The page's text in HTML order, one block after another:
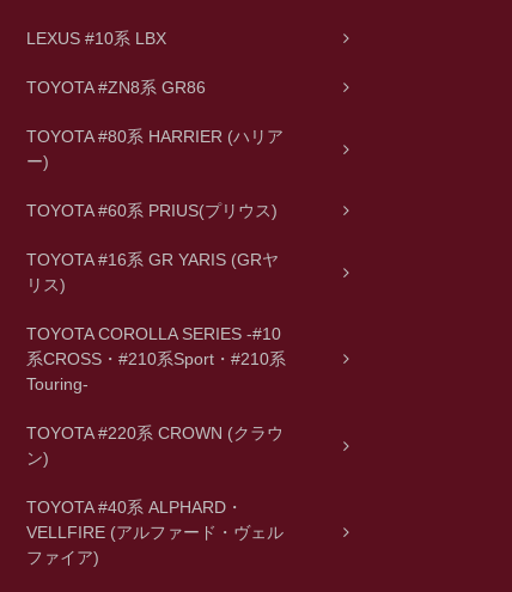
LEXUS #10系 LBX
TOYOTA #ZN8系 GR86
TOYOTA #80系 HARRIER (ハリア
ー)
TOYOTA #60系 PRIUS(プリウス)
TOYOTA #16系 GR YARIS (GRヤ
リス)
TOYOTA COROLLA SERIES -#10
系CROSS・#210系Sport・#210系
Touring-
TOYOTA #220系 CROWN (クラウ
ン)
TOYOTA #40系 ALPHARD・
VELLFIRE (アルファード・ヴェル
ファイア)